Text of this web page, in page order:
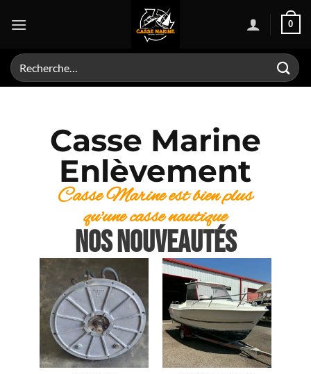
0
Casse Marine
Enlèvement
Casse Marine est bien plus
qu'une casse nautique
NOS NOUVEAUTÉS